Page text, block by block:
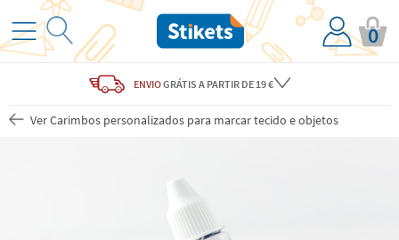
0
ENVIOGRÁTIS A PARTIR DE 19 €
Ver Carimbos personalizados para marcar tecido e objetos